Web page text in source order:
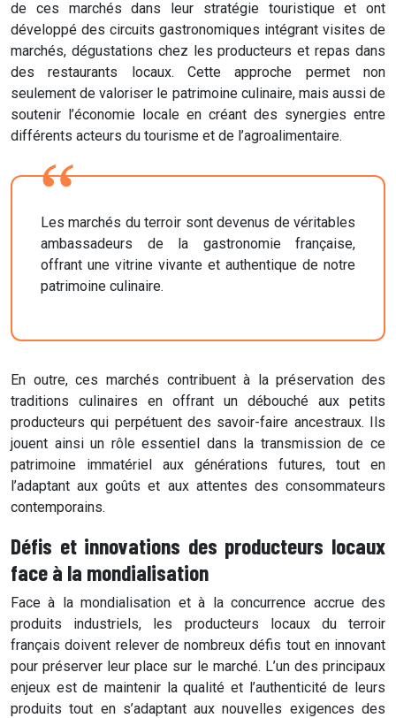
de ces marchés dans leur stratégie touristique et ont
développé des circuits gastronomiques intégrant visites de
marchés, dégustations chez les producteurs et repas dans
des restaurants locaux. Cette approche permet non
seulement de valoriser le patrimoine culinaire, mais aussi de
soutenir l’économie locale en créant des synergies entre
différents acteurs du tourisme et de l’agroalimentaire.
Les marchés du terroir sont devenus de véritables
ambassadeurs de la gastronomie française,
offrant une vitrine vivante et authentique de notre
patrimoine culinaire.
En outre, ces marchés contribuent à la préservation des
traditions culinaires en offrant un débouché aux petits
producteurs qui perpétuent des savoir-faire ancestraux. Ils
jouent ainsi un rôle essentiel dans la transmission de ce
patrimoine immatériel aux générations futures, tout en
l’adaptant aux goûts et aux attentes des consommateurs
contemporains.
Défis et innovations des producteurs locaux
face à la mondialisation
Face à la mondialisation et à la concurrence accrue des
produits industriels, les producteurs locaux du terroir
français doivent relever de nombreux défis tout en innovant
pour préserver leur place sur le marché. L’un des principaux
enjeux est de maintenir la qualité et l’authenticité de leurs
produits tout en s’adaptant aux nouvelles exigences des